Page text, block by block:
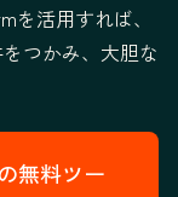
活用すれば、
つかみ、大胆な
無料ツー